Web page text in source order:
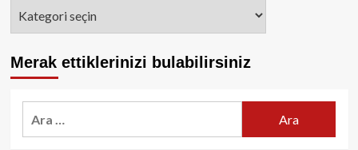
Merak ettiklerinizi bulabilirsiniz